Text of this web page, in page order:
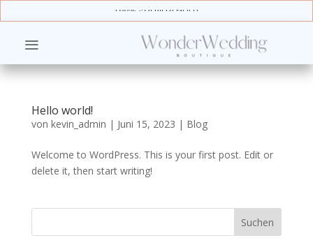
Hello world!
von kevin_admin | Juni 15, 2023 | Blog
Welcome to WordPress. This is your first post. Edit or
delete it, then start writing!
Suchen